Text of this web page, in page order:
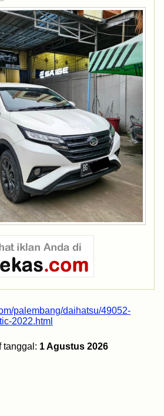
palembang/daihatsu/49052-
2022.html
tanggal: 1 Agustus 2026